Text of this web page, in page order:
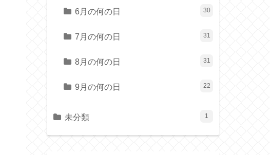
6月の何の日 30
7月の何の日 31
8月の何の日 31
9月の何の日 22
未分類 1